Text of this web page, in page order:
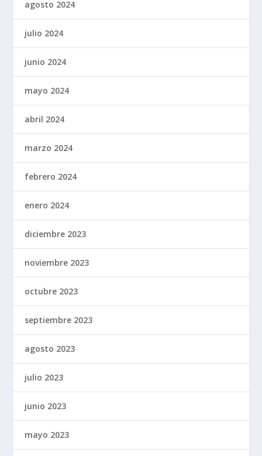
agosto 2024
julio 2024
junio 2024
mayo 2024
abril 2024
marzo 2024
febrero 2024
enero 2024
diciembre 2023
noviembre 2023
octubre 2023
septiembre 2023
agosto 2023
julio 2023
junio 2023
mayo 2023